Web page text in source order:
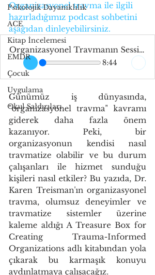
Psikolojik Dayanıklılık
ACE
Kitap İncelemesi
EMDR
Çocuk
Uygulama
Okul Saldırıları
Organizasyonel travma ile ilgili
hazırladığımız podcast sohbetini
aşağıdan dinleyebilirsiniz.
Organizasyonel Travmanın Sessiz Çığlığı İş Yeriniz İyileşebilir mi
8:44
Günümüz iş dünyasında,
"organizasyonel travma" kavramı
giderek daha fazla önem
kazanıyor. Peki, bir
organizasyonun kendisi nasıl
travmatize olabilir ve bu durum
çalışanları ile hizmet sunduğu
kişileri nasıl etkiler? Bu yazıda, Dr.
Karen Treisman'ın organizasyonel
travma, olumsuz deneyimler ve
travmatize sistemler üzerine
kaleme aldığı A Treasure Box for
Creating Trauma-Informed
Organizations adlı kitabından yola
çıkarak bu karmaşık konuyu
aydınlatmaya çalışacağız.